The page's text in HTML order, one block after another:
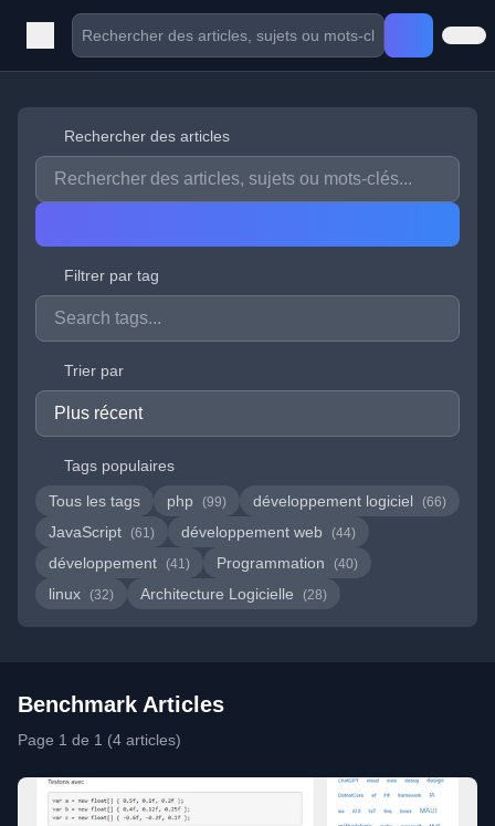
Rechercher des articles
Filtrer par tag
Trier par
Tags populaires
Tous les tags
php (99) développement logiciel (66)
JavaScript (61) développement web (44)
développement (41) Programmation (40)
linux (32) Architecture Logicielle (28)
Benchmark Articles
Page 1 de 1 (4 articles)